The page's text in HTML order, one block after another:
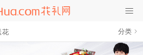
花 分类